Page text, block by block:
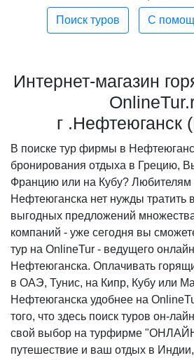
Поиск туров С
Интернет-магазин
г .Нефтеюганск
В поиске тур фирмы в
бронирования отдыха в Грецию,
Францию или на Кубу? Любителям
Нефтеюганска нет нужды тратить
выгодных предложений множества
компаний - уже сегодня вы
тур на OnlineTur - ведущего
Нефтеюганска. Оплачивать
в ОАЭ, Тунис, на Кипр, Кубу или
Нефтеюганска удобнее на
того, что здесь поиск туров он-
свой выбор на турфирме
путешествие и ваш отдых в